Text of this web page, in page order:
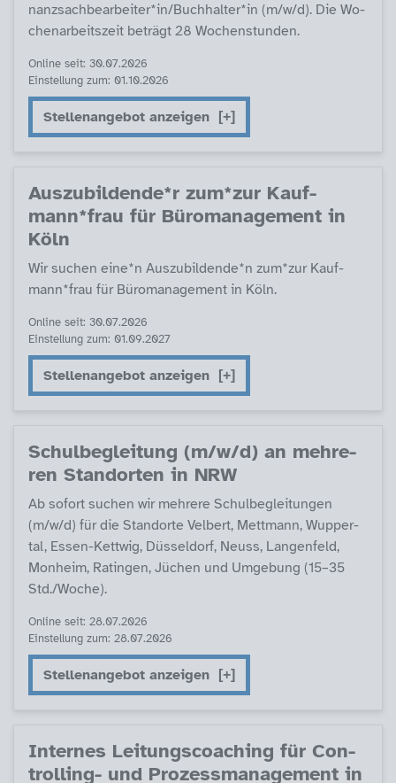
nanz­sach­be­ar­bei­ter*in/Buch­hal­ter*in (m/w/d). Die Wo­
chen­ar­beits­zeit be­trägt 28 Wo­chen­stun­den.
Online seit: 30.07.2026
Einstellung zum: 01.10.2026
Stellenangebot anzeigen
Aus­zu­bil­den­de*r zum*zur Kauf­
mann*frau für Büro­ma­na­ge­ment in
Köln
Wir su­chen ei­ne*n Aus­zu­bil­den­de*n zum*zur Kauf­
mann*frau für Büro­ma­na­ge­ment in Köln.
Online seit: 30.07.2026
Einstellung zum: 01.09.2027
Stellenangebot anzeigen
Schul­be­g­lei­tung (m/w/d) an meh­re­
ren Stand­or­ten in NRW
Ab so­fort su­chen wir meh­re­re Schul­be­g­lei­tun­gen
(m/w/d) für die Stand­or­te Vel­bert, Mett­mann, Wup­per­
tal, Es­sen-Kett­wig, Düs­sel­dorf, Neuss, Lan­gen­feld,
Mon­heim, Ra­tin­gen, Jüchen und Um­ge­bung (15–35
Std./Wo­che).
Online seit: 28.07.2026
Einstellung zum: 28.07.2026
Stellenangebot anzeigen
In­ter­nes Lei­tungs­coa­ching für Con­
trol­ling- und Pro­zess­ma­na­ge­ment in